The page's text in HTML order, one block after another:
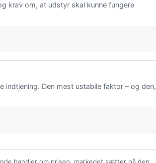
krav om, at udstyr skal kunne fungere
indtjening. Den mest ustabile faktor – og den,